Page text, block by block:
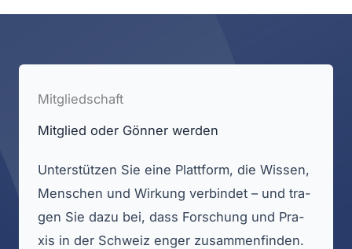
Mit­glied­schaft
Mit­glied oder Gön­ner wer­den
Unter­stüt­zen Sie eine Platt­form, die Wis­sen,
Men­schen und Wir­kung ver­bin­det – und tra­
gen Sie dazu bei, dass For­schung und Pra­
xis in der Schweiz enger zusam­men­fin­den.